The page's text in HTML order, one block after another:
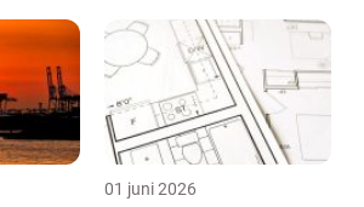
01 juni 2026